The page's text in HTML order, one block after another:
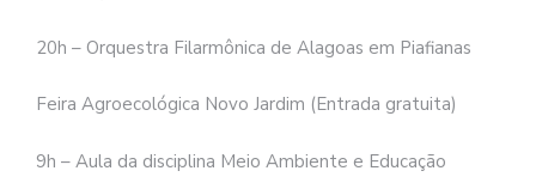
20h – Orquestra Filarmônica de Alagoas em Piafianas
Feira Agroecológica Novo Jardim (Entrada gratuita)
9h – Aula da disciplina Meio Ambiente e Educação